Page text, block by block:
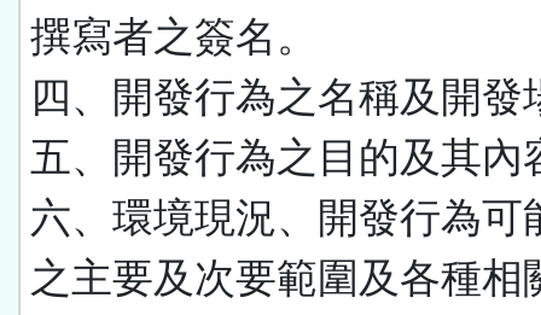
撰寫者之簽名。
四、開發行為之名稱及開發
五、開發行為之目的及其內
六、環境現況、開發行為可
之主要及次要範圍及各種相